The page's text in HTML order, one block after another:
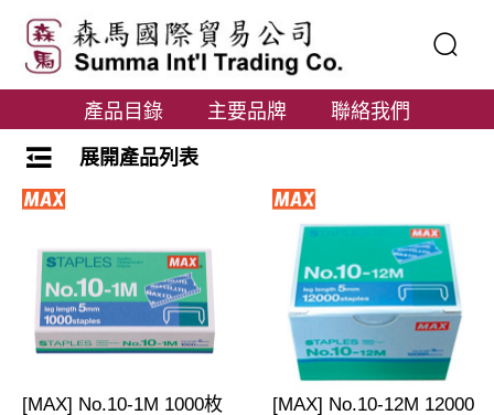
產品目錄 主要品牌 聯絡我們
展開產品列表
[MAX] No.10-1M 1000枚
[MAX] No.10-12M 12000